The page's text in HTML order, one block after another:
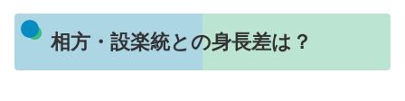
相方・設楽統との身長差は？